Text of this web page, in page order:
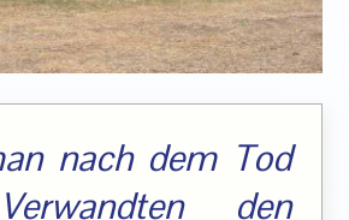
nach dem Tod
den